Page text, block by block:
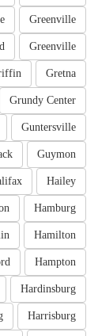
Greenville
Greenville
Gretna
Grundy Center
Guntersville
Guymon
Hailey
Hamburg
Hamilton
Hampton
Hardinsburg
Harrisburg